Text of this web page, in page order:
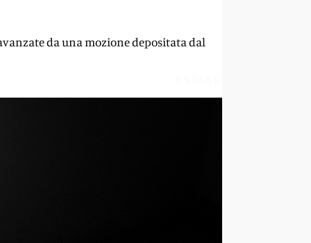
da una mozione depositata dal